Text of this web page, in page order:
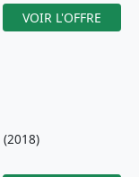
VOIR L'OFFRE
(2018)